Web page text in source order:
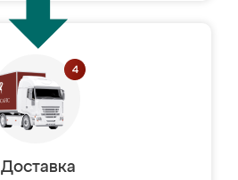
Доставка